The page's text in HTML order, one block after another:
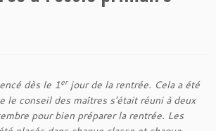
dès le 1erjour de la rentrée. Cela a été
le conseil des maîtres s’était réuni à deux
pour bien préparer la rentrée. Les